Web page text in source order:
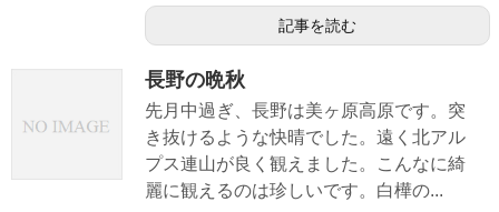
記事を読む
長野の晩秋
先月中過ぎ、長野は美ヶ原高原です。突
き抜けるような快晴でした。遠く北アル
プス連山が良く観えました。こんなに綺
麗に観えるのは珍しいです。白樺の...